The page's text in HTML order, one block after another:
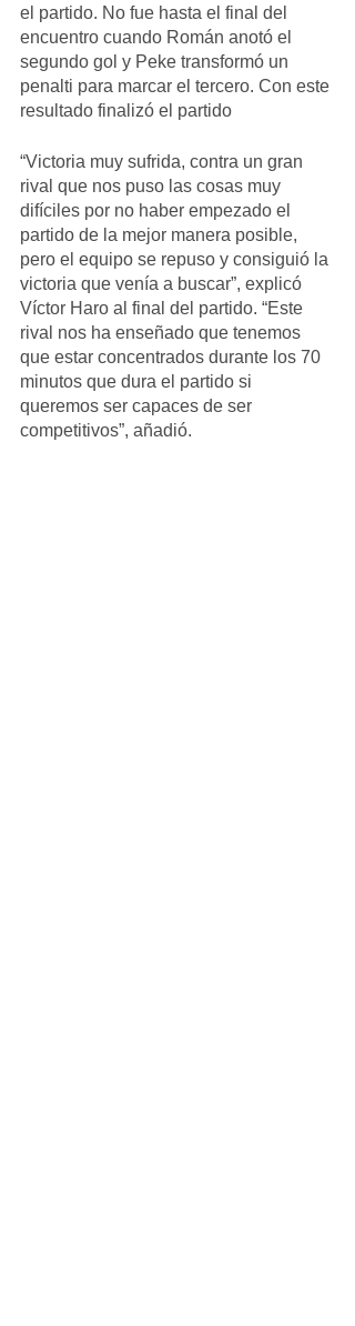
el partido. No fue hasta el final del
encuentro cuando Román anotó el
segundo gol y Peke transformó un
penalti para marcar el tercero. Con este
resultado finalizó el partido
“Victoria muy sufrida, contra un gran
rival que nos puso las cosas muy
difíciles por no haber empezado el
partido de la mejor manera posible,
pero el equipo se repuso y consiguió la
victoria que venía a buscar”, explicó
Víctor Haro al final del partido. “Este
rival nos ha enseñado que tenemos
que estar concentrados durante los 70
minutos que dura el partido si
queremos ser capaces de ser
competitivos”, añadió.